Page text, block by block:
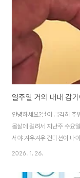
일주일 거의 내내 감
안녕하세요?날이 급격히 추
몸살에 걸려서 지난주 수요
서야 겨우겨우 컨디션이 나
에 제대로 걸려서 고생을 했
을 것으로 생각이 됩니다.
2026. 1. 26.